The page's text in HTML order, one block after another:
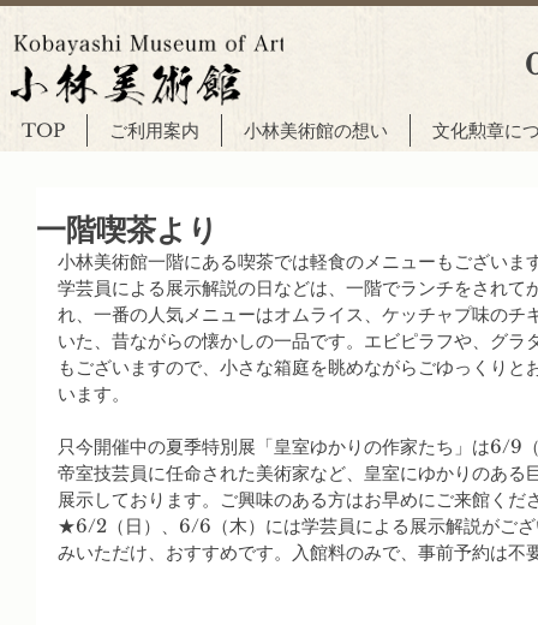
TOP ご利用案内 小林美術館の想い 文化勲章に
一階喫茶より
小林美術館一階にある喫茶では軽食のメニューもございま
学芸員による展示解説の日などは、一階でランチをされて
れ、一番の人気メニューはオムライス、ケッチャプ味のチ
いた、昔ながらの懐かしの一品です。エビピラフや、グラ
もございますので、小さな箱庭を眺めながらごゆっくりと
います。
只今開催中の夏季特別展「皇室ゆかりの作家たち」は6/9
帝室技芸員に任命された美術家など、皇室にゆかりのある
展示しております。ご興味のある方はお早めにご来館くだ
★6/2（日）、6/6（木）には学芸員による展示解説がご
みいただけ、おすすめです。入館料のみで、事前予約は不